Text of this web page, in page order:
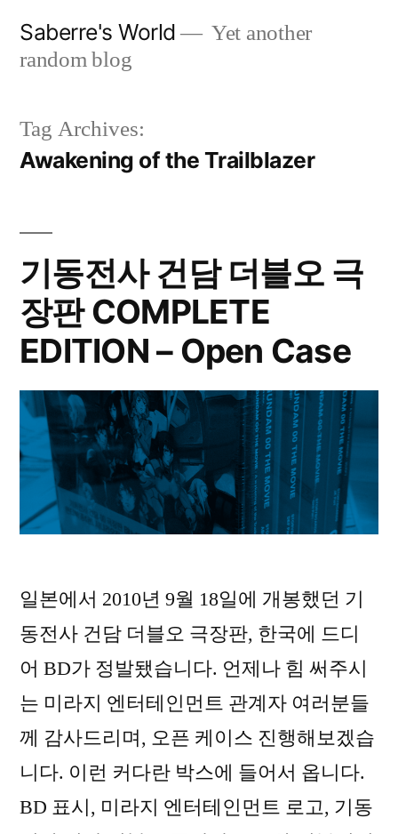
Saberre's World
Yet another
random blog
Tag Archives:
Awakening of the Trailblazer
기동전사 건담 더블오 극
장판 COMPLETE
EDITION – Open Case
일본에서 2010년 9월 18일에 개봉했던 기
동전사 건담 더블오 극장판, 한국에 드디
어 BD가 정발됐습니다. 언제나 힘 써주시
는 미라지 엔터테인먼트 관계자 여러분들
께 감사드리며, 오픈 케이스 진행해보겠습
니다. 이런 커다란 박스에 들어서 옵니다.
BD 표시, 미라지 엔터테인먼트 로고, 기동